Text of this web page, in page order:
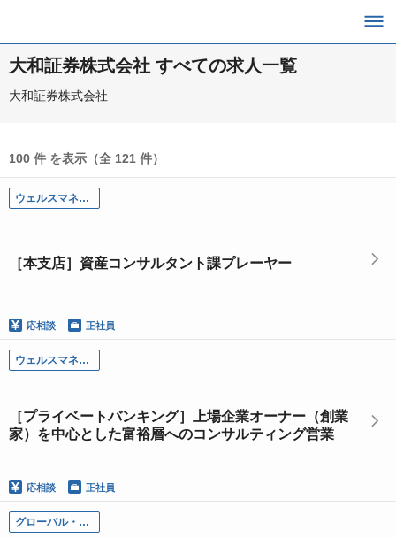
大和証券株式会社 すべての求人一覧
大和証券株式会社
100 件 を表示（全 121 件）
ウェルスマネジメント部門
［本支店］資産コンサルタント課プレーヤー
応相談 正社員
ウェルスマネジメント部門
［プライベートバンキング］上場企業オーナー（創業
家）を中心とした富裕層へのコンサルティング営業
応相談 正社員
グローバル・インベストメント・バンキング本部